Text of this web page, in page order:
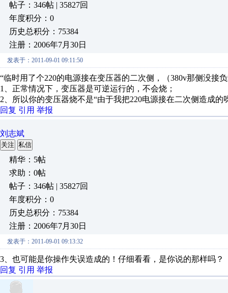
帖子：346帖 | 35827回
年度积分：0
历史总积分：75384
注册：2006年7月30日
发表于：2011-09-01 09:11:50
“临时用了个220的电源接在变压器的二次侧，（380v那侧没接
1、正常情况下，变压器是可逆运行的，不会烧；
2、所以你的变压器烧不是“由于我把220电源接在二次侧造成的
回复 引用 举报
刘志斌
关注 私信
精华：5帖
求助：0帖
帖子：346帖 | 35827回
年度积分：0
历史总积分：75384
注册：2006年7月30日
发表于：2011-09-01 09:13:32
3、也可能是你操作失误造成的！仔细看看，是你说的那样吗？
回复 引用 举报